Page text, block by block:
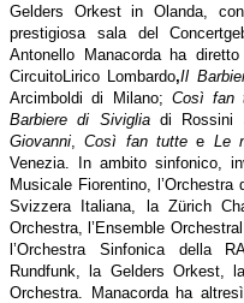
Gelders Orkest in Olanda,
prestigiosa sala del
Antonello Manacorda ha diretto
Circuito Lirico Lombardo,Il
Arcimboldi di Milano; Così fan
Barbiere di Siviglia di Rossini
Giovanni ,Così fan tuttee Le
Venezia. In ambito sinfonico,
Musicale Fiorentino,
Svizzera Italiana, la Zürich
Orchestra, l’Ensemble
l’Orchestra Sinfonica della
Rundfunk, la Gelders Orkest,
Orchestra. Manacorda ha